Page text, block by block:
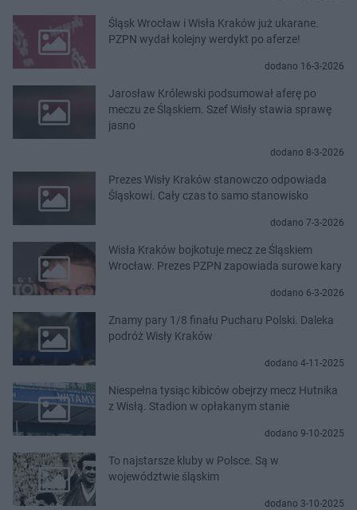
Śląsk Wrocław i Wisła Kraków już ukarane.
PZPN wydał kolejny werdykt po aferze!
dodano 16-3-2026
Jarosław Królewski podsumował aferę po
meczu ze Śląskiem. Szef Wisły stawia sprawę
jasno
dodano 8-3-2026
Prezes Wisły Kraków stanowczo odpowiada
Śląskowi. Cały czas to samo stanowisko
dodano 7-3-2026
Wisła Kraków bojkotuje mecz ze Śląskiem
Wrocław. Prezes PZPN zapowiada surowe kary
dodano 6-3-2026
Znamy pary 1/8 finału Pucharu Polski. Daleka
podróż Wisły Kraków
dodano 4-11-2025
Niespełna tysiąc kibiców obejrzy mecz Hutnika
z Wisłą. Stadion w opłakanym stanie
dodano 9-10-2025
To najstarsze kluby w Polsce. Są w
województwie śląskim
dodano 3-10-2025